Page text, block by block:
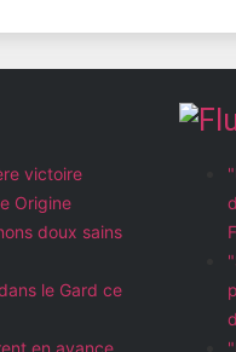
victoire
Origine
doux sains
le Gard ce
en avance,